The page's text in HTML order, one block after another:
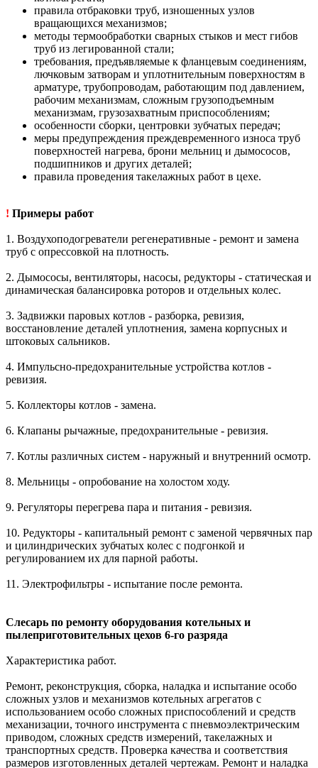
правила отбраковки труб, изношенных узлов
вращающихся механизмов;
методы термообработки сварных стыков и мест гибов
труб из легированной стали;
требования, предъявляемые к фланцевым соединениям,
лючковым затворам и уплотнительным поверхностям в
арматуре, трубопроводам, работающим под давлением,
рабочим механизмам, сложным грузоподъемным
механизмам, грузозахватным приспособлениям;
особенности сборки, центровки зубчатых передач;
меры предупреждения преждевременного износа труб
поверхностей нагрева, брони мельниц и дымососов,
подшипников и других деталей;
правила проведения такелажных работ в цехе.
! Примеры работ
1. Воздухоподогреватели регенеративные - ремонт и замена
труб с опрессовкой на плотность.
2. Дымососы, вентиляторы, насосы, редукторы - статическая и
динамическая балансировка роторов и отдельных колес.
3. Задвижки паровых котлов - разборка, ревизия,
восстановление деталей уплотнения, замена корпусных и
штоковых сальников.
4. Импульсно-предохранительные устройства котлов -
ревизия.
5. Коллекторы котлов - замена.
6. Клапаны рычажные, предохранительные - ревизия.
7. Котлы различных систем - наружный и внутренний осмотр.
8. Мельницы - опробование на холостом ходу.
9. Регуляторы перегрева пара и питания - ревизия.
10. Редукторы - капитальный ремонт с заменой червячных пар
и цилиндрических зубчатых колес с подгонкой и
регулированием их для парной работы.
11. Электрофильтры - испытание после ремонта.
Слесарь по ремонту оборудования котельных и
пылеприготовительных цехов 6-го разряда
Характеристика работ.
Ремонт, реконструкция, сборка, наладка и испытание особо
сложных узлов и механизмов котельных агрегатов с
использованием особо сложных приспособлений и средств
механизации, точного инструмента с пневмоэлектрическим
приводом, сложных средств измерений, такелажных и
транспортных средств. Проверка качества и соответствия
размеров изготовленных деталей чертежам. Ремонт и наладка